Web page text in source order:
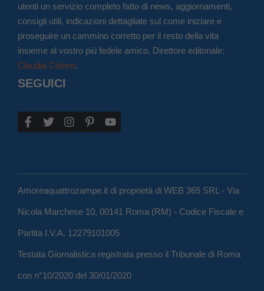
utenti un servizio completo fatto di news, aggiornamenti,
consigli utili, indicazioni dettagliate sul come iniziare e
proseguire un cammino corretto per il resto della vita
insieme al vostro più fedele amico. Direttore editoriale:
Claudia Colono.
SEGUICI
Amoreaquattrozampe.it di proprietà di WEB 365 SRL - Via
Nicola Marchese 10, 00141 Roma (RM) - Codice Fiscale e
Partita I.V.A. 12279101005
Testata Giornalistica registrata presso il Tribunale di Roma
con n°10/2020 del 30/01/2020